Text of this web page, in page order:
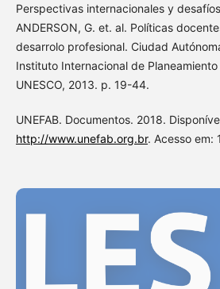
Perspectivas internacionales y
ANDERSON, G. et. al. Políticas
desarrolo profesional. Ciudad
Instituto Internacional de
UNESCO, 2013. p. 19-44.
UNEFAB. Documentos. 2018.
http://www.unefab.org.br. Acesso em: